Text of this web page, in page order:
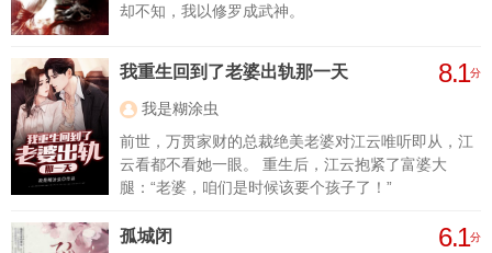
却不知，我以修罗成武神。
我重生回到了老婆出轨那一天 8.1分
我是糊涂虫
前世，万贯家财的总裁绝美老婆对江云唯听即从，江
云看都不看她一眼。 重生后，江云抱紧了富婆大
腿：“老婆，咱们是时候该要个孩子了！”
孤城闭 6.1分